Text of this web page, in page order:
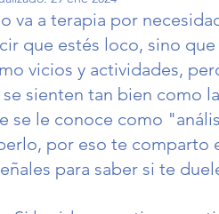
va a terapia por
que estés loco, sino
vicios y actividades,
se sienten tan bien como
se le conoce como
por eso te comparto
para saber si te